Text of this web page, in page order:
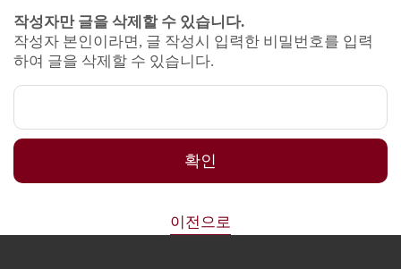
작성자만 글을 삭제할 수 있습니다.
작성자 본인이라면, 글 작성시 입력한 비밀번호를 입력
하여 글을 삭제할 수 있습니다.
확인
이전으로